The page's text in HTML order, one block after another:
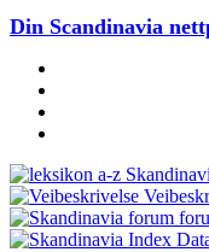
Din Scandinavia